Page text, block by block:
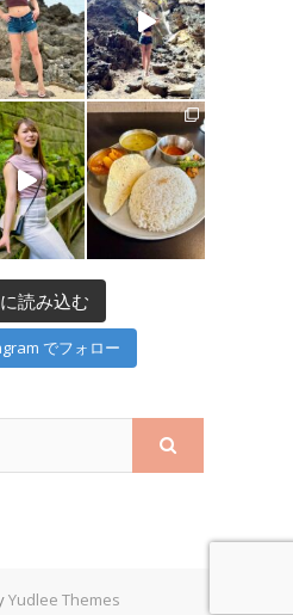
読み込む
でフォロー
Yudlee Themes